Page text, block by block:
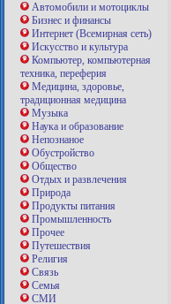
Автомобили и мотоциклы
Бизнес и финансы
Интернет (Всемирная сеть)
Искусство и культура
Компьютер, компьютерная
техника, переферия
Медицина, здоровье,
традиционная медицина
Музыка
Наука и образование
Непознаное
Обустройство
Общество
Отдых и развлечения
Природа
Продукты питания
Промышленность
Прочее
Путешествия
Религия
Связь
Семья
СМИ